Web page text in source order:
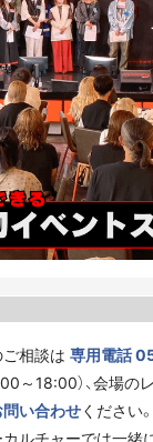
相談は 専用電話
～18:00）、会場の
い合わせください。